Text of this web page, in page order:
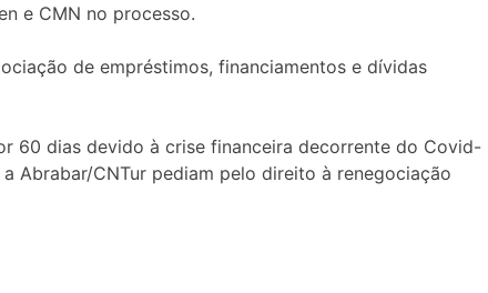
e CMN no processo.
de empréstimos, financiamentos e dívidas
60 dias devido à crise financeira decorrente do Covid-
Abrabar/CNTur pediam pelo direito à renegociação